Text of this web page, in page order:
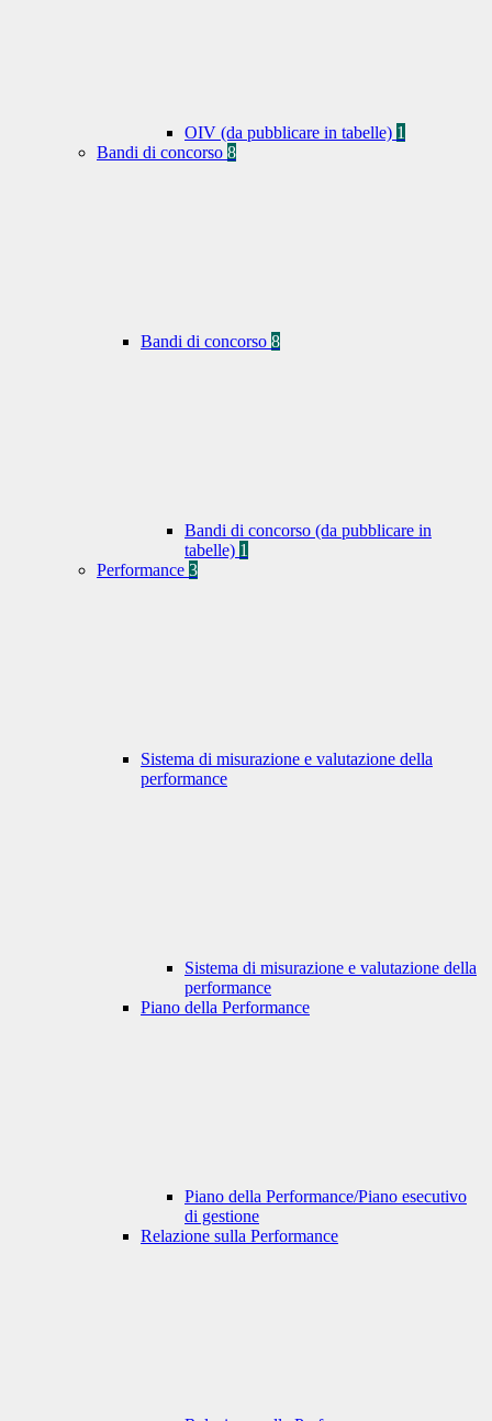
OIV (da pubblicare in tabelle) 1
Bandi di concorso 8
Bandi di concorso 8
Bandi di concorso (da pubblicare in
tabelle) 1
Performance 3
Sistema di misurazione e valutazione della
performance
Sistema di misurazione e valutazione della
performance
Piano della Performance
Piano della Performance/Piano esecutivo
di gestione
Relazione sulla Performance